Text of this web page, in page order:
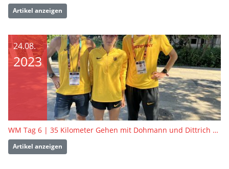
Artikel anzeigen
24.08.
2023
WM Tag 6 | 35 Kilometer Gehen mit Dohmann und Dittrich – Ein Rennen das alles zu bieten hatte
Artikel anzeigen